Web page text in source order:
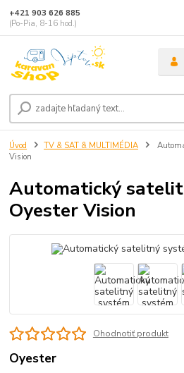
+421 903 626 885
(Po-Pia, 8-16 hod.)
Úvod TV & SAT & MULTIMÉDIA
Vision
Automatický
Oyester Vision
Ohodnotiť produkt
Oyester